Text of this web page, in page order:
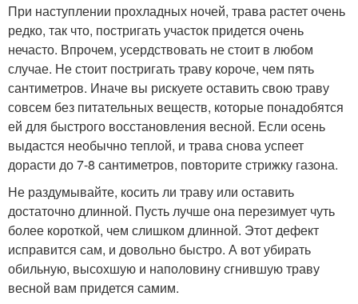
При наступлении прохладных ночей, трава растет очень
редко, так что, постригать участок придется очень
нечасто. Впрочем, усердствовать не стоит в любом
случае. Не стоит постригать траву короче, чем пять
сантиметров. Иначе вы рискуете оставить свою траву
совсем без питательных веществ, которые понадобятся
ей для быстрого восстановления весной. Если осень
выдастся необычно теплой, и трава снова успеет
дорасти до 7-8 сантиметров, повторите стрижку газона.
Не раздумывайте, косить ли траву или оставить
достаточно длинной. Пусть лучше она перезимует чуть
более короткой, чем слишком длинной. Этот дефект
исправится сам, и довольно быстро. А вот убирать
обильную, высохшую и наполовину сгнившую траву
весной вам придется самим.